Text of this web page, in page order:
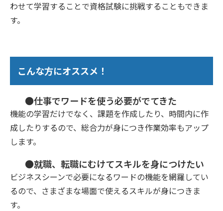
わせて学習することで資格試験に挑戦することもできま
す。
こんな方にオススメ！
●仕事でワードを使う必要がでてきた
機能の学習だけでなく、課題を作成したり、時間内に作
成したりするので、総合力が身につき作業効率もアップ
します。
●就職、転職にむけてスキルを身につけたい
ビジネスシーンで必要になるワードの機能を網羅してい
るので、さまざまな場面で使えるスキルが身につきま
す。